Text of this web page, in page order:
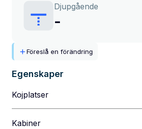
Djupgående
-
Föreslå en förändring
Egenskaper
Kojplatser
Kabiner